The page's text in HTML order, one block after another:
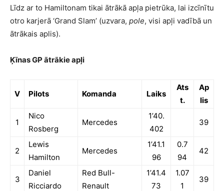
Līdz ar to Hamiltonam tikai ātrākā apļa pietrūka, lai izcīnītu
otro karjerā ‘Grand Slam’ (uzvara, pole, visi apļi vadībā un
ātrākais aplis).
Ķīnas GP ātrākie apļi
V Pilots Komanda Laiks
Ats
t.
Ap
lis
1
Nico
Rosberg
Mercedes
1’40.
402
39
2
Lewis
Hamilton
Mercedes
1’41.1
96
0.7
94
42
3
Daniel
Ricciardo
Red Bull-
Renault
1’41.4
73
1.07
1
39